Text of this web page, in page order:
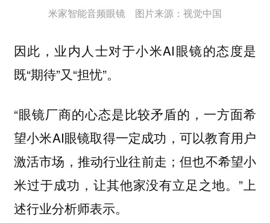
米家智能音频眼镜 图片来源：视觉中国
因此，业内人士对于小米AI眼镜的态度是
既“期待”又“担忧”。
“眼镜厂商的心态是比较矛盾的，一方面希
望小米AI眼镜取得一定成功，可以教育用户
激活市场，推动行业往前走；但也不希望小
米过于成功，让其他家没有立足之地。”上
述行业分析师表示。